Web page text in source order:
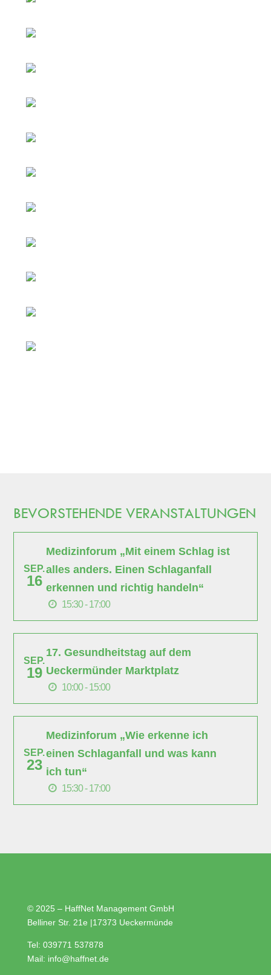
BEVORSTEHENDE VERANSTALTUNGEN
SEP.
16
Medizinforum „Mit einem Schlag ist
alles anders. Einen Schlaganfall
erkennen und richtig handeln“
15:30 - 17:00
SEP.
19
17. Gesundheitstag auf dem
Ueckermünder Marktplatz
10:00 - 15:00
SEP.
23
Medizinforum „Wie erkenne ich
einen Schlaganfall und was kann
ich tun“
15:30 - 17:00
© 2025 – HaffNet Management GmbH
Belliner Str. 21e |17373 Ueckermünde
Tel: 039771 537878
Mail: info@haffnet.de